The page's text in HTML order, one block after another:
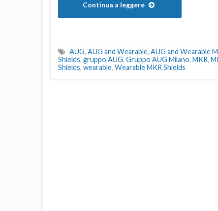
Continua a leggere
AUG, AUG and Wearable, AUG and Wearable
Shields, gruppo AUG, Gruppo AUG Milano, MKR,
Shields, wearable, Wearable MKR Shields